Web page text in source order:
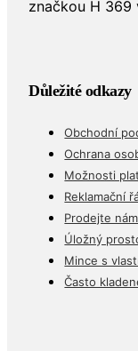
značkou H 369
Důležité odkazy
Obchodní
Ochrana
Možnosti
Reklamační
Prodejte nám
Úložný
Mince s
Často